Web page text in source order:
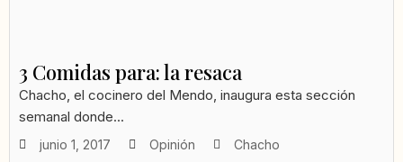
3 Comidas para: la resaca
Chacho, el cocinero del Mendo, inaugura esta sección
semanal donde...
junio 1, 2017 Opinión Chacho